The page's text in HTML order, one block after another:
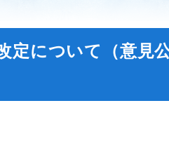
定について（意見